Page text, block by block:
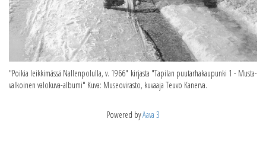
"Poikia leikkimässä Nallenpolulla, v. 1966" kirjasta "Tapilan puutarhakaupunki 1 - Musta-
valkoinen valokuva-albumi" Kuva: Museovirasto, kuvaaja Teuvo Kanerva.
Powered byAava 3